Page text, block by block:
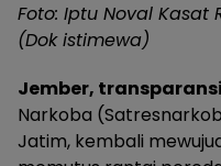
Foto: Iptu Noval Kasat
(Dok istimewa)
Jember,
Narkoba
Jatim, kembali